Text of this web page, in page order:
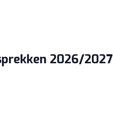
2026/2027